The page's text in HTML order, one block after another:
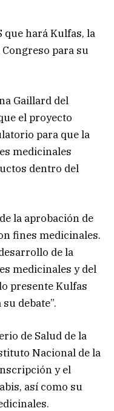
que hará Kulfas, la
para su
Gaillard del
el proyecto
para que la
medicinales
dentro del
la aprobación de
fines medicinales.
de la
medicinales y del
presente Kulfas
debate”.
de Salud de la
Nacional de la
y el
así como su